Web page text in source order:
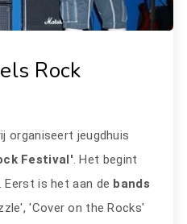
Rock
organiseert jeugdhuis
Festival'. Het begint
Eerst is het aan de bands
'Cover on the Rocks'